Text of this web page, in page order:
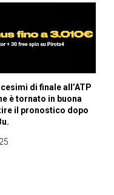
di finale all’ATP
è tornato in buona
il pronostico dopo